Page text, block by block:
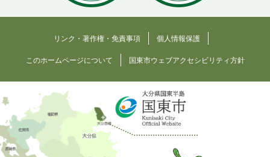
リンク・著作権・免責事項 個人情報保護
このホームページについて 国東市ウェブアクセシビリティ方針